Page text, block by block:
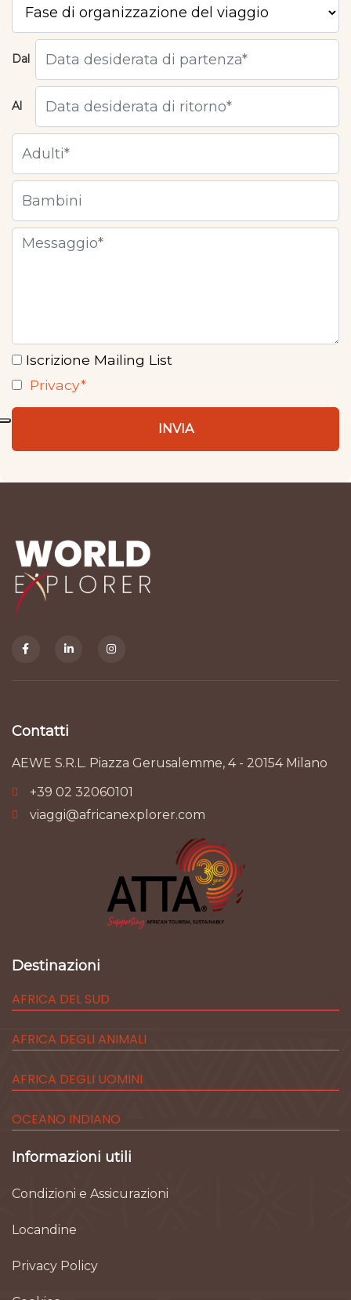
Dal
Al
Iscrizione Mailing List
Privacy*
INVIA
Contatti
AEWE S.R.L. Piazza Gerusalemme, 4 - 20154 Milano
+39 02 32060101
viaggi@africanexplorer.com
Destinazioni
AFRICA DEL SUD
AFRICA DEGLI ANIMALI
AFRICA DEGLI UOMINI
OCEANO INDIANO
Informazioni utili
Condizioni e Assicurazioni
Locandine
Privacy Policy